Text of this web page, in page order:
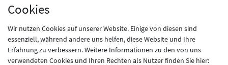
Information
Newsletter
Datenschutz
AGB
Impressum
Cookies
Wir nutzen Cookies auf unserer Website. Einige von diesen sind
essenziell, während andere uns helfen, diese Website und Ihre
Erfahrung zu verbessern. Weitere Informationen zu den von uns
verwendeten Cookies und Ihren Rechten als Nutzer finden Sie hier: